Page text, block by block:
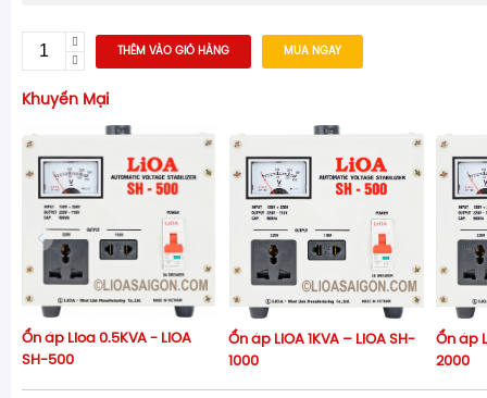
THÊM VÀO GIỎ HÀNG MUA NGAY
Khuyến Mại
Ổn áp Lioa 0.5KVA - LiOA
SH-500
Ổn áp LIOA 1KVA – LiOA SH-
1000
Ổn áp
2000